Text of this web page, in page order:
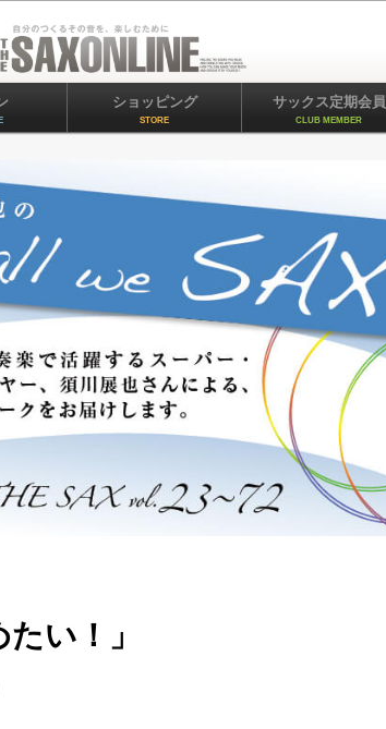
ショッピング
STORE
サックス定期会員
CLUB MEMBER
い！」